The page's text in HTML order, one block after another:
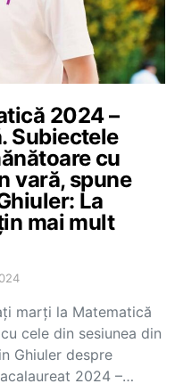
2024 –
Subiectele
cu
vară, spune
La
mai mult
marți la Matematică
cele din sesiunea din
Ghiuler despre
2024 –…